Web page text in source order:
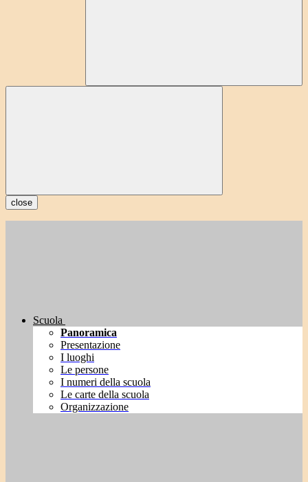
close
Scuola
Panoramica
Presentazione
I luoghi
Le persone
I numeri della scuola
Le carte della scuola
Organizzazione